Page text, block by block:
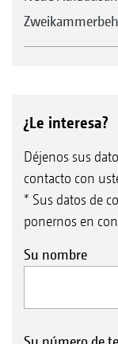
¿Le interesa?
Déjenos sus
contacto con
* Sus datos de
ponernos en
Su nombre